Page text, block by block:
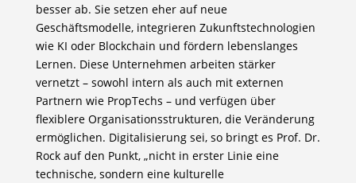
besser ab. Sie setzen eher auf neue
Geschäftsmodelle, integrieren Zukunftstechnologien
wie KI oder Blockchain und fördern lebenslanges
Lernen. Diese Unternehmen arbeiten stärker
vernetzt – sowohl intern als auch mit externen
Partnern wie PropTechs – und verfügen über
flexiblere Organisationsstrukturen, die Veränderung
ermöglichen. Digitalisierung sei, so bringt es Prof. Dr.
Rock auf den Punkt, „nicht in erster Linie eine
technische, sondern eine kulturelle